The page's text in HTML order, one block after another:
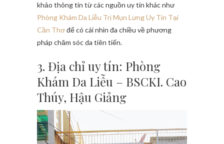
khảo thông tin từ các nguồn uy tín khác như
Phòng Khám Da Liễu Trị Mụn Lưng Uy Tín Tại
Cần Thơđể có cái nhìn đa chiều về phương
pháp chăm sóc da tiên tiến.
3. Địa chỉ uy tín: Phòng
Khám Da Liễu – BSCKI. Cao
Thúy, Hậu Giảng